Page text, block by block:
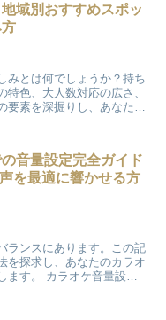
域別おすすめスポッ
方
みとは何でしょうか？持ち
色、大人数対応の広さ、
要素を深掘りし、あなたの
音量設定完全ガイド
を最適に響かせる方
ランスにあります。この記
を探求し、あなたのカラオ
す。 カラオケ音量設定